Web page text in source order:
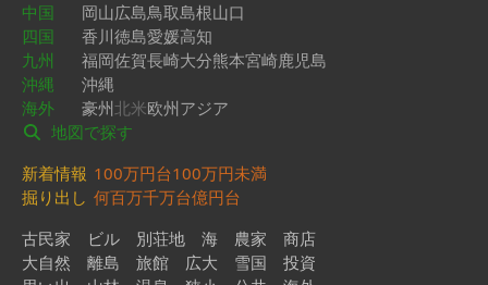
中国
岡山広島鳥取島根山口
四国
香川徳島愛媛高知
九州
福岡佐賀長崎大分熊本宮崎鹿児島
沖縄
沖縄
海外
豪州北米欧州アジア
地図で探す
新着情報 100万円台100万円未満
掘り出し 何百万千万台億円台
古民家
ビル 別荘地 海 農家
商店
大自然
離島 旅館 広大 雪国
投資